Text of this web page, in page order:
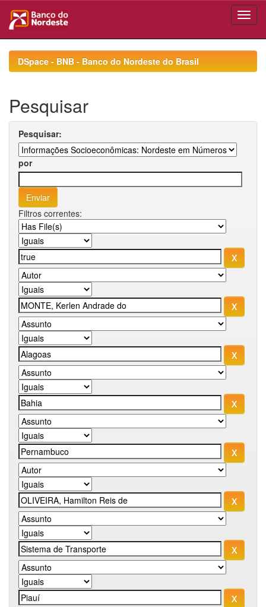
navigationDSpace - BNB - Banco do Nordeste do Brasil
Pesquisar
Pesquisar:
por
Filtros correntes: